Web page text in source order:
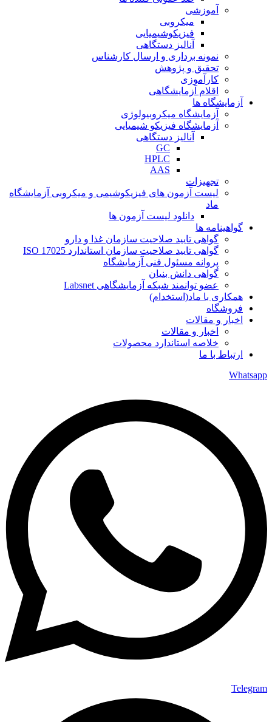
آموزشی
میکروبی
فیزیکوشیمیایی
آنالیز دستگاهی
نمونه برداری و ارسال کارشناس
تحقیق و پژوهش
کارآموزی
اقلام آزمایشگاهی
آزمایشگاه ها
آزمایشگاه میکروبیولوژی
آزمایشگاه فیزیکو شیمیایی
آنالیز دستگاهی
GC
HPLC
AAS
تجهیزات
لیست آزمون های فیزیکوشیمی و میکروبی آزمایشگاه
ماد
دانلود لیست آزمون ها
گواهینامه ها
گواهی تایید صلاحیت سازمان غذا و دارو
گواهی تایید صلاحیت سازمان استاندارد ISO 17025
پروانه مسئول فنی آزمایشگاه
گواهی دانش بنیان
عضو توانمند شبکه آزمایشگاهی Labsnet
همکاری با ماد(استخدام)
فروشگاه
اخبار و مقالات
اخبار و مقالات
خلاصه استاندارد محصولات
ارتباط با ما
Whatsapp
Telegram